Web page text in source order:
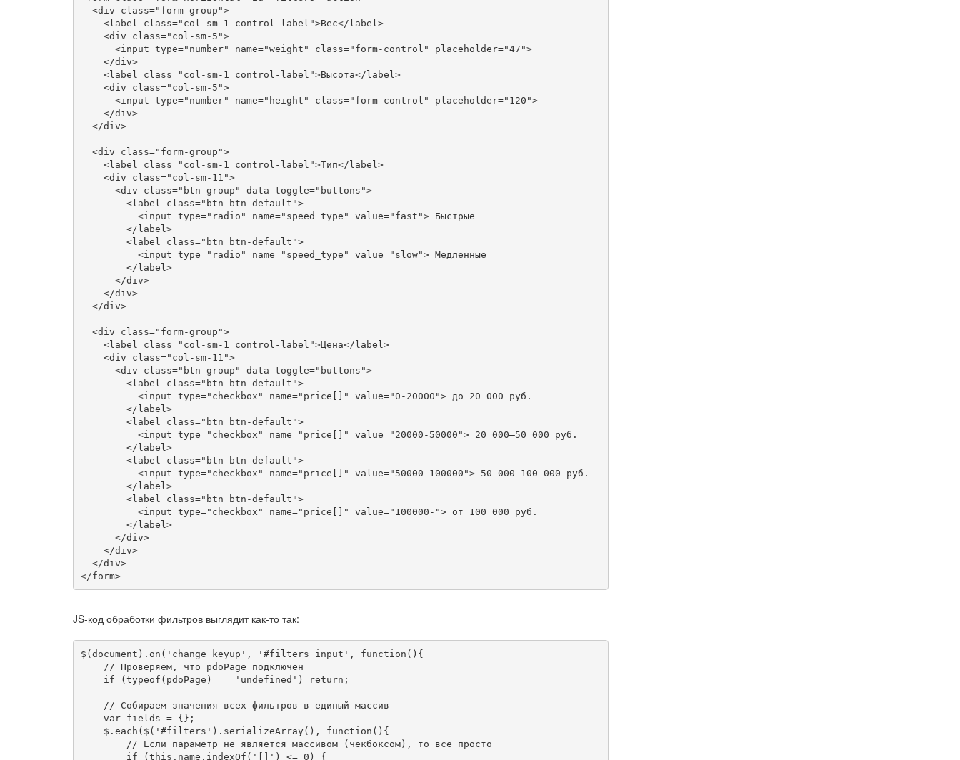
  <div class="form-group">
    <label class="col-sm-1 control-label">Вес</label>
    <div class="col-sm-5">
      <input type="number" name="weight" class="form-control" placeholder="47">
    </div>
    <label class="col-sm-1 control-label">Высота</label>
    <div class="col-sm-5">
      <input type="number" name="height" class="form-control" placeholder="120">
    </div>
  </div>
  <div class="form-group">
    <label class="col-sm-1 control-label">Тип</label>
    <div class="col-sm-11">
      <div class="btn-group" data-toggle="buttons">
        <label class="btn btn-default">
          <input type="radio" name="speed_type" value="fast"> Быстрые
        </label>
        <label class="btn btn-default">
          <input type="radio" name="speed_type" value="slow"> Медленные
        </label>
      </div>
    </div>
  </div>
  <div class="form-group">
    <label class="col-sm-1 control-label">Цена</label>
    <div class="col-sm-11">
      <div class="btn-group" data-toggle="buttons">
        <label class="btn btn-default">
          <input type="checkbox" name="price[]" value="0-20000"> до 20 000 руб.
        </label>
        <label class="btn btn-default">
          <input type="checkbox" name="price[]" value="20000-50000"> 20 000—50 000 руб.
        </label>
        <label class="btn btn-default">
          <input type="checkbox" name="price[]" value="50000-100000"> 50 000—100 000 руб.
        </label>
        <label class="btn btn-default">
          <input type="checkbox" name="price[]" value="100000-"> от 100 000 руб.
        </label>
      </div>
    </div>
  </div>
</form>
JS-код обработки фильтров выглядит как-то так:
$(document).on('change keyup', '#filters input', function(){
    // Проверяем, что pdoPage подключён
    if (typeof(pdoPage) == 'undefined') return;
    // Собираем значения всех фильтров в единый массив
    var fields = {};
    $.each($('#filters').serializeArray(), function(){
        // Если параметр не является массивом (чекбоксом), то все просто
        if (this.name.indexOf('[]') <= 0) {